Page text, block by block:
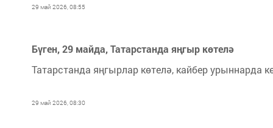
29 май 2026, 08:55
Бүген, 29 майда, Татарстанда яңгыр көтелә
Татарстанда яңгырлар көтелә, кайбер
29 май 2026, 08:30